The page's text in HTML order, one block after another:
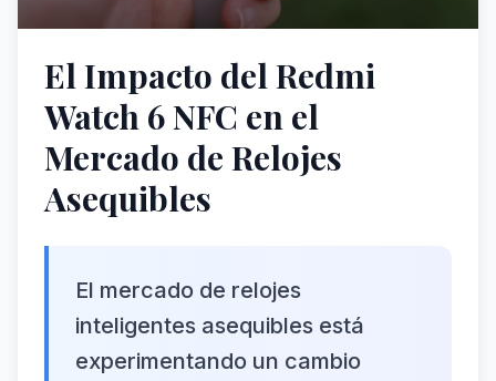
El Impacto del Redmi
Watch 6 NFC en el
Mercado de Relojes
Asequibles
El mercado de relojes
inteligentes asequibles está
experimentando un cambio